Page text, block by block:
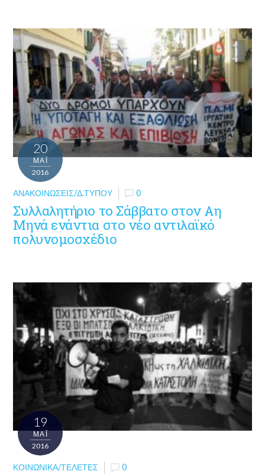
20
ΜΑΪ́
2016
ΑΝΑΚΟΙΝΏΣΕΙΣ/Δ.ΤΎΠΟΥ 0
Συλλαλητήριο το Σάββατο στον Αη
Μηνά ενάντια στο νέο αντιλαϊκό
πολυνομοσχέδιο
19
ΜΑΪ́
2016
ΚΟΙΝΩΝΙΚΆ/ΤΕΛΕΤΈΣ 0